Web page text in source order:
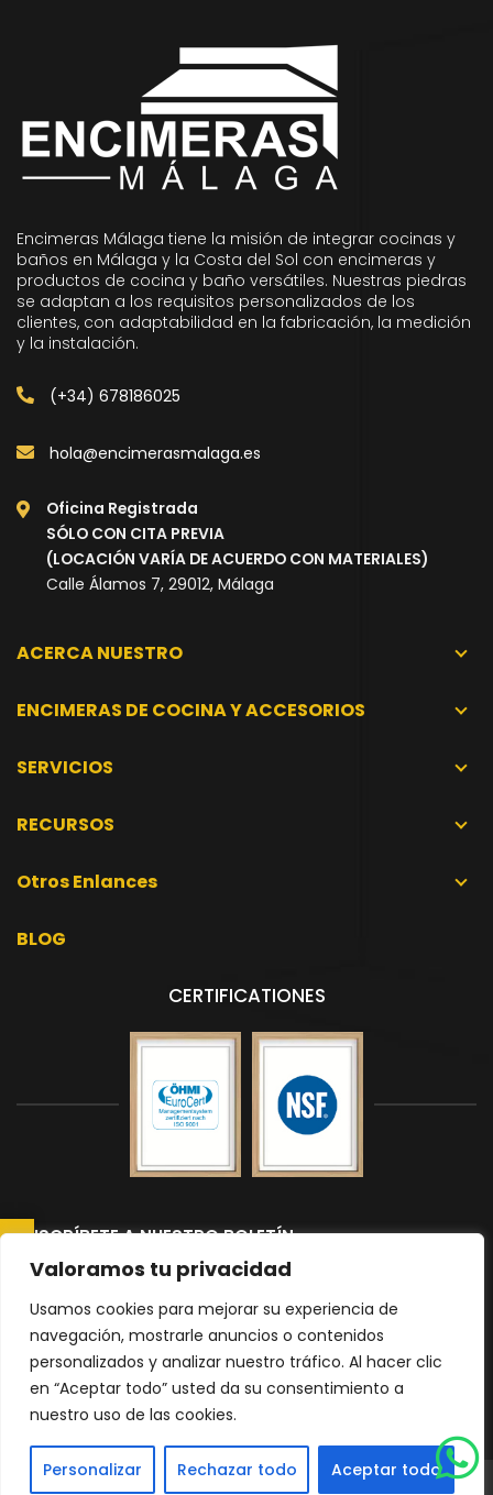
Valoramos tu privacidad
Usamos cookies para mejorar su experiencia de
navegación, mostrarle anuncios o contenidos
personalizados y analizar nuestro tráfico. Al hacer clic
en “Aceptar todo” usted da su consentimiento a
nuestro uso de las cookies.
Personalizar Rechazar todo Aceptar todo
Encimeras Málaga tiene la misión de integrar cocinas y
baños en Málaga y la Costa del Sol con encimeras y
productos de cocina y baño versátiles. Nuestras piedras
se adaptan a los requisitos personalizados de los
clientes, con adaptabilidad en la fabricación, la medición
y la instalación.
(+34) 678186025
hola@encimerasmalaga.es
Oficina Registrada
SÓLO CON CITA PREVIA
(LOCACIÓN VARÍA DE ACUERDO CON MATERIALES)
Calle Álamos 7, 29012, Málaga
ACERCA NUESTRO
ENCIMERAS DE COCINA Y ACCESORIOS
SERVICIOS
RECURSOS
Otros Enlances
BLOG
CERTIFICATIONES
SUSCRÍBETE A NUESTRO BOLETÍN
Suscríbete a nuestro boletín para recibir las últimas noticias y
Please
leave
this
field
Política de Privacidad
© 2026 Todos los derechos reservados Encimeras Malaga